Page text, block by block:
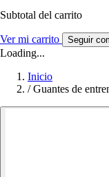
Subtotal del carrito
Ver mi carrito Seguir
Loading...
Inicio
/ Guantes de